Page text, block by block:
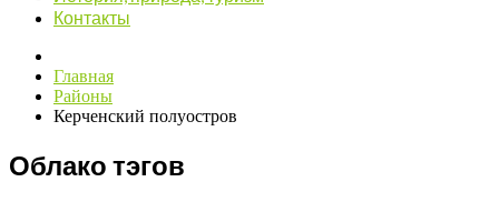
Контакты
Главная
Районы
Керченский полуостров
Облако тэгов